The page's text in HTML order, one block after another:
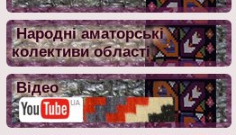
Народні аматорські
колективи області
Відео